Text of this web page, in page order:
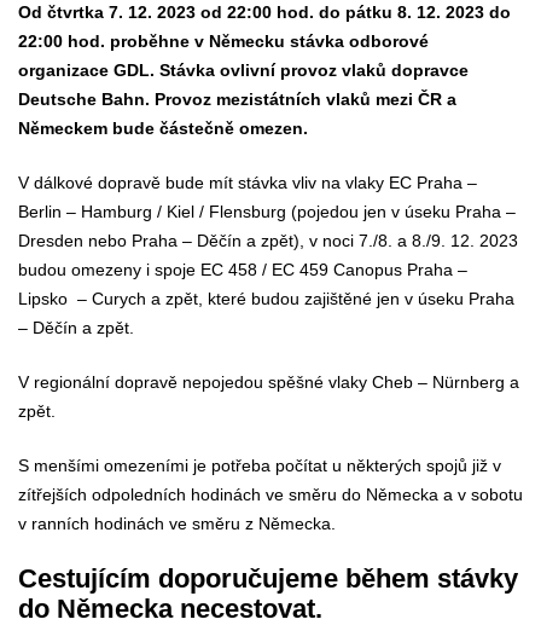
Od čtvrtka 7. 12. 2023 od 22:00 hod. do pátku 8. 12. 2023 do
22:00 hod. proběhne v Německu stávka odborové
organizace GDL. Stávka ovlivní provoz vlaků dopravce
Deutsche Bahn. Provoz mezistátních vlaků mezi ČR a
Německem bude částečně omezen.
V dálkové dopravě bude mít stávka vliv na vlaky EC Praha –
Berlin – Hamburg / Kiel / Flensburg (pojedou jen v úseku Praha –
Dresden nebo Praha – Děčín a zpět), v noci 7./8. a 8./9. 12. 2023
budou omezeny i spoje EC 458 / EC 459 Canopus Praha –
Lipsko – Curych a zpět, které budou zajištěné jen v úseku Praha
– Děčín a zpět.
V regionální dopravě nepojedou spěšné vlaky Cheb – Nürnberg a
zpět.
S menšími omezeními je potřeba počítat u některých spojů již v
zítřejších odpoledních hodinách ve směru do Německa a v sobotu
v ranních hodinách ve směru z Německa.
Cestujícím doporučujeme během stávky
do Německa necestovat.